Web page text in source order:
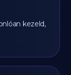
kezeld,